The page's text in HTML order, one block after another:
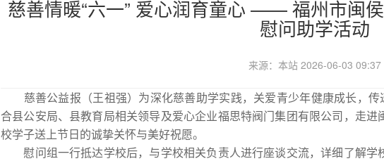
慈善情暖“六一” 爱心润育童心 —— 福州市闽
慰问助学活动
来源：本站 2026-06-03 09:37
慈善公益报（王祖强） 为深化慈善助学实践，关爱青少年健康成长，
合县公安局、县教育局相关领导及爱心企业福思特阀门集团有限公司，走
校学子送上节日的诚挚关怀与美好祝愿。
慰问组一行抵达学校后，与学校相关负责人进行座谈交流，详细了解学